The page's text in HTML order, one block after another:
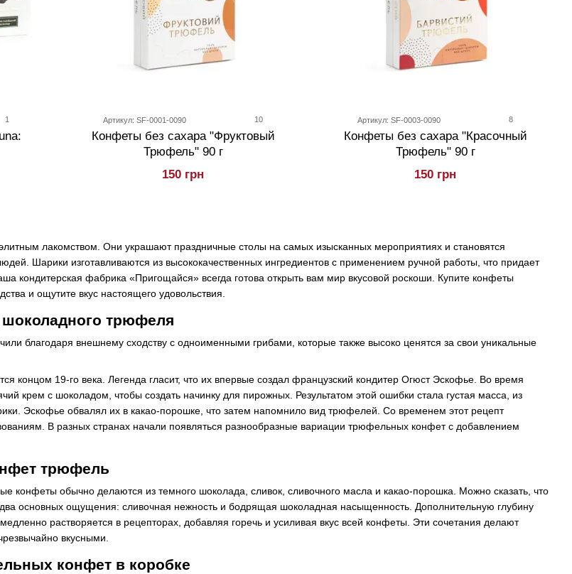
лакомством. Они украшают праздничные столы на самых изысканных мероприятиях и становятся
Шарики изготавливаются из высококачественных ингредиентов с применением ручной работы, что придает
кондитерская фабрика «Пригощайся» всегда готова открыть вам мир вкусовой роскоши. Купите конфеты
и ощутите вкус настоящего удовольствия.
трюфеля
благодаря внешнему сходству с одноименными грибами, которые также высоко ценятся за свои уникальные
концом 19-го века. Легенда гласит, что их впервые создал французский кондитер Огюст Эскофье. Во время
крем с шоколадом, чтобы создать начинку для пирожных. Результатом этой ошибки стала густая масса, из
Эскофье обвалял их в какао-порошке, что затем напомнило вид трюфелей. Со временем этот рецепт
В разных странах начали появляться разнообразные вариации трюфельных конфет с добавлением
трюфель
конфеты обычно делаются из темного шоколада, сливок, сливочного масла и какао-порошка. Можно сказать, что
основных ощущения: сливочная нежность и бодрящая шоколадная насыщенность. Дополнительную глубину
растворяется в рецепторах, добавляя горечь и усиливая вкус всей конфеты. Эти сочетания делают
вкусными.
конфет в коробке
1 Артикул: SF-0001-0090 10
Конфеты без сахара "Фруктовый
Трюфель" 90 г
150 грн
Артикул: SF-0003-0090 8
Конфеты без сахара "Красочный
Трюфель" 90 г
150 грн